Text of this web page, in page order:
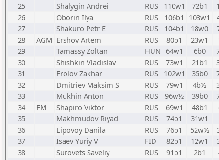
25
Shalygin Andrei RUS 110w1 72b1
26
Oborin Ilya RUS 106b1 103w1
27
Shakuro Petr E RUS 104b1 18w0
28
AGM Ershov Artem RUS 80b1 23w1
29
Tamassy Zoltan HUN 64w1 6b0
30
Shishkin Vladislav RUS 73w1 21b1
31
Frolov Zakhar RUS 102w1 35b0
32
Dmitriev Maksim S RUS 79w1 4b½
33
Mukhin Anton RUS 96w½ 39b0
34
FM Shapiro Viktor RUS 69w1 48b1
35
Makhmudov Riyad RUS 74b1 31w1
36
Lipovoy Danila RUS 76b1 52w½
37
Isaev Yuriy V FID 82b1 12w1
38
Surovets Saveliy RUS 91b1 2b1